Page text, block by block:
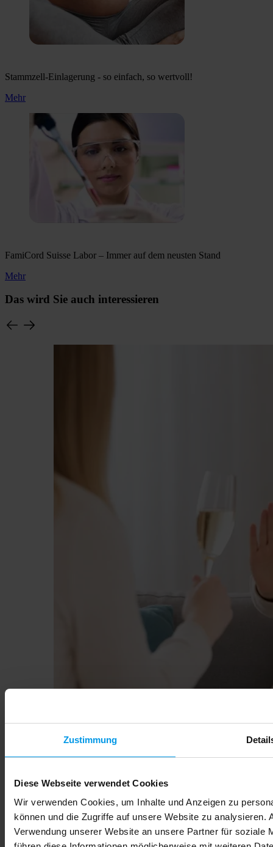
Zustimmung
Diese Webseite verwendet Cookies
Wir verwenden Cookies, um Inhalte und Anzeigen zu
können und die Zugriffe auf unsere Website zu analysieren.
Verwendung unserer Website an unsere Partner für soziale
Stammzell-Einlagerung - so einfach, so wertvoll!
Mehr
FamiCord Suisse Labor – Immer auf dem neusten Stand
Mehr
Das wird Sie auch interessieren
Alkohol in der Schwangerschaft: Risiken für Ihr Baby
verstehen